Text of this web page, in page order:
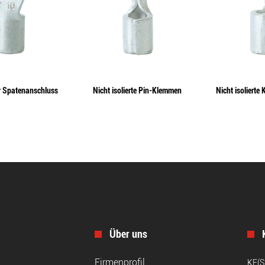
Spatenanschluss Nicht isolierte Pin-Klemmen Nicht isolierte
Über uns
Firmenprofil